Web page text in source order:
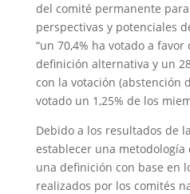
del comité permanente
perspectivas y potenciales
“un 70,4% ha votado a
definición alternativa y un
con la votación (abstención
votado un 1,25% de los
Debido a los resultados de
establecer una
una definición con base en
realizados por los comités